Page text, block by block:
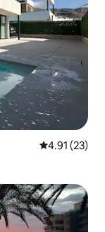
從 23 則評價
4.91 (23)